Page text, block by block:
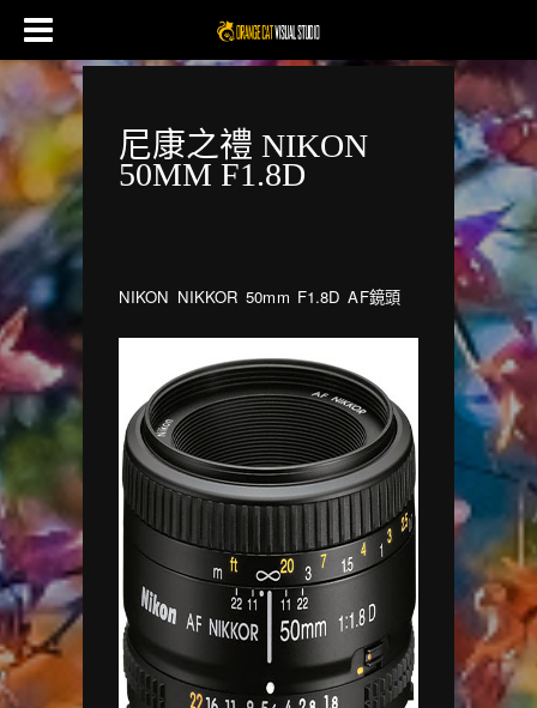
尼康之禮 NIKON
50MM F1.8D
NIKON NIKKOR 50mm F1.8D AF鏡頭